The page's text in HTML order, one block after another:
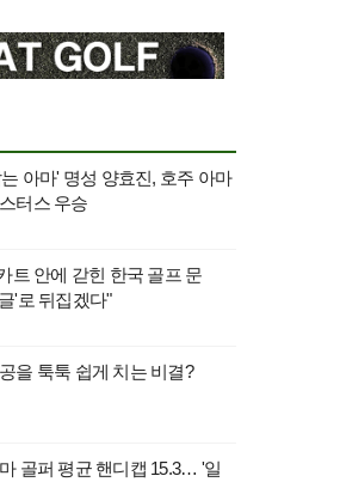
아마' 명성 양효진, 호주 아마
터스 우승
트 안에 갇힌 한국 골프 문
'로 뒤집겠다"
을 툭툭 쉽게 치는 비결?
골퍼 평균 핸디캡 15.3… '일